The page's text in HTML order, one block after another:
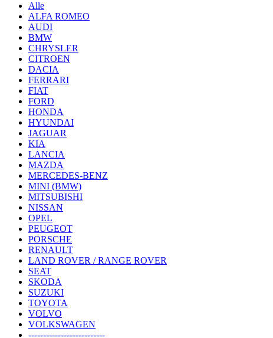
Alle
ALFA ROMEO
AUDI
BMW
CHRYSLER
CITROEN
DACIA
FERRARI
FIAT
FORD
HONDA
HYUNDAI
JAGUAR
KIA
LANCIA
MAZDA
MERCEDES-BENZ
MINI (BMW)
MITSUBISHI
NISSAN
OPEL
PEUGEOT
PORSCHE
RENAULT
LAND ROVER / RANGE ROVER
SEAT
SKODA
SUZUKI
TOYOTA
VOLVO
VOLKSWAGEN
--------------------------